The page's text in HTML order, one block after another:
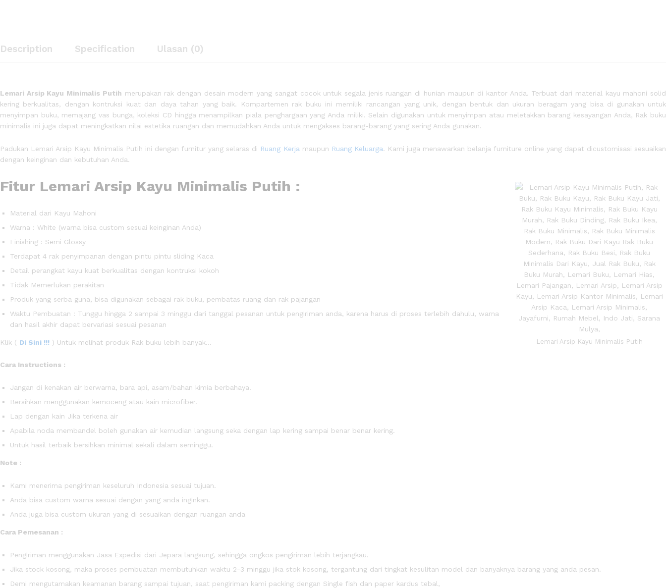
Description Specification Ulasan (0)
Lemari Arsip Kayu Minimalis Putih merupakan rak dengan desain modern yang sangat cocok untuk segala jenis ruangan di hunian maupun di kantor Anda. Terbuat dari material kayu mahoni solid
kering berkualitas, dengan kontruksi kuat dan daya tahan yang baik. Kompartemen rak buku ini memiliki rancangan yang unik, dengan bentuk dan ukuran beragam yang bisa di gunakan untuk
menyimpan buku, memajang vas bunga, koleksi CD hingga menampilkan piala penghargaan yang Anda miliki. Selain digunakan untuk menyimpan atau meletakkan barang kesayangan Anda, Rak buku
minimalis ini juga dapat meningkatkan nilai estetika ruangan dan memudahkan Anda untuk mengakses barang-barang yang sering Anda gunakan.
Padukan Lemari Arsip Kayu Minimalis Putih ini dengan furnitur yang selaras di Ruang Kerja maupun Ruang Keluarga. Kami juga menawarkan belanja furniture online yang dapat dicustomisasi sesuaikan
dengan keinginan dan kebutuhan Anda.
Lemari Arsip Kayu Minimalis Putih
Fitur Lemari Arsip Kayu Minimalis Putih :
Material dari Kayu Mahoni
Warna : White (warna bisa custom sesuai keinginan Anda)
Finishing : Semi Glossy
Terdapat 4 rak penyimpanan dengan pintu pintu sliding Kaca
Detail perangkat kayu kuat berkualitas dengan kontruksi kokoh
Tidak Memerlukan perakitan
Produk yang serba guna, bisa digunakan sebagai rak buku, pembatas ruang dan rak pajangan
Waktu Pembuatan : Tunggu hingga 2 sampai 3 minggu dari tanggal pesanan untuk pengiriman anda, karena harus di proses terlebih dahulu, warna
dan hasil akhir dapat bervariasi sesuai pesanan
Klik ( Di Sini !!! ) Untuk melihat produk Rak buku lebih banyak…
Cara Instructions :
Jangan di kenakan air berwarna, bara api, asam/bahan kimia berbahaya.
Bersihkan menggunakan kemoceng atau kain microfiber.
Lap dengan kain Jika terkena air
Apabila noda membandel boleh gunakan air kemudian langsung seka dengan lap kering sampai benar benar kering.
Untuk hasil terbaik bersihkan minimal sekali dalam seminggu.
Note :
Kami menerima pengiriman keseluruh Indonesia sesuai tujuan.
Anda bisa custom warna sesuai dengan yang anda inginkan.
Anda juga bisa custom ukuran yang di sesuaikan dengan ruangan anda
Cara Pemesanan :
Pengiriman menggunakan Jasa Expedisi dari Jepara langsung, sehingga ongkos pengiriman lebih terjangkau.
Jika stock kosong, maka proses pembuatan membutuhkan waktu 2-3 minggu jika stok kosong, tergantung dari tingkat kesulitan model dan banyaknya barang yang anda pesan.
Demi mengutamakan keamanan barang sampai tujuan, saat pengiriman kami packing dengan Single fish dan paper kardus tebal,